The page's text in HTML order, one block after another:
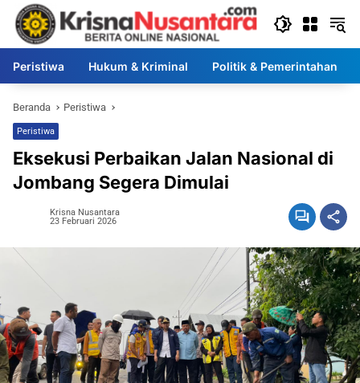
Langsung
konten
Peristiwa Hukum & Kriminal Politik & Pemerintahan
Beranda Peristiwa
Peristiwa
Eksekusi Perbaikan Jalan Nasional di
Jombang Segera Dimulai
Krisna Nusantara
23 Februari 2026